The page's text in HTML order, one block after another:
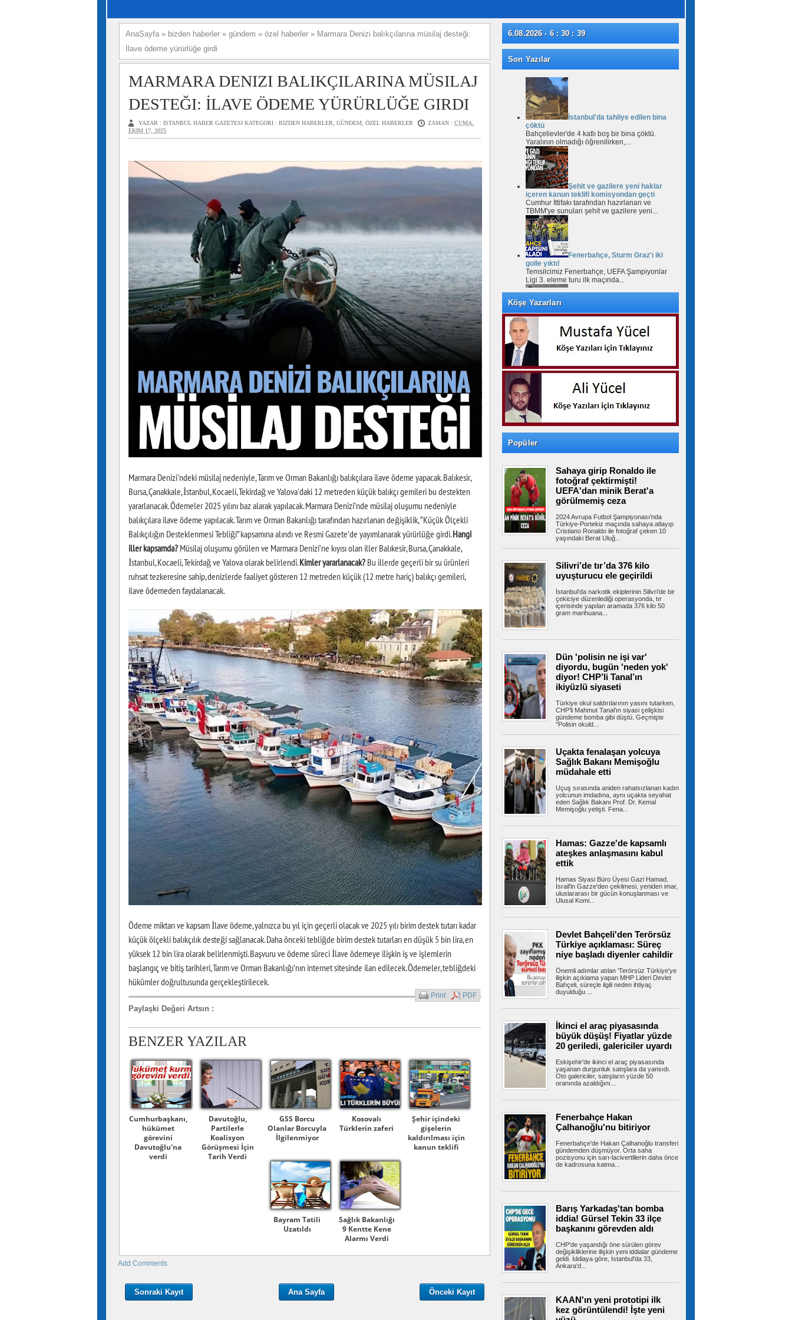
AnaSayfa » bizden haberler » gündem » özel haberler » Marmara Denizi balıkçılarına müsilaj desteği:
İlave ödeme yürürlüğe girdi
MARMARA DENIZI BALIKÇILARINA MÜSILAJ
DESTEĞI: İLAVE ÖDEME YÜRÜRLÜĞE GIRDI
YAZAR : ISTANBUL HABER GAZETESI KATEGORI : BIZDEN HABERLER, GÜNDEM, ÖZEL HABERLER ZAMAN : CUMA,
EKIM 17, 2025
Marmara Denizi'ndeki müsilaj nedeniyle, Tarım ve Orman Bakanlığı balıkçılara ilave ödeme yapacak. Balıkesir,
Bursa, Çanakkale, İstanbul, Kocaeli, Tekirdağ ve Yalova'daki 12 metreden küçük balıkçı gemileri bu destekten
yararlanacak. Ödemeler 2025 yılını baz alarak yapılacak. Marmara Denizi’nde müsilaj oluşumu nedeniyle
balıkçılara ilave ödeme yapılacak. Tarım ve Orman Bakanlığı tarafından hazırlanan değişiklik, “Küçük Ölçekli
Balıkçılığın Desteklenmesi Tebliği” kapsamına alındı ve Resmi Gazete’de yayımlanarak yürürlüğe girdi.Hangi
iller kapsamda? Müsilaj oluşumu görülen ve Marmara Denizi’ne kıyısı olan iller Balıkesir, Bursa, Çanakkale,
İstanbul, Kocaeli, Tekirdağ ve Yalova olarak belirlendi.Kimler yararlanacak? Bu illerde geçerli bir su ürünleri
ruhsat tezkeresine sahip, denizlerde faaliyet gösteren 12 metreden küçük (12 metre hariç) balıkçı gemileri,
ilave ödemeden faydalanacak.
Ödeme miktarı ve kapsam İlave ödeme, yalnızca bu yıl için geçerli olacak ve 2025 yılı birim destek tutarı kadar
küçük ölçekli balıkçılık desteği sağlanacak. Daha önceki tebliğde birim destek tutarları en düşük 5 bin lira, en
yüksek 12 bin lira olarak belirlenmişti. Başvuru ve ödeme süreci İlave ödemeye ilişkin iş ve işlemlerin
başlangıç ve bitiş tarihleri, Tarım ve Orman Bakanlığı’nın internet sitesinde ilan edilecek. Ödemeler, tebliğdeki
hükümler doğrultusunda gerçekleştirilecek.
Paylaşki Değeri Artsın :
Print PDF
BENZER YAZILAR
Cumhurbaşkanı,
hükümet
görevini
Davutoğlu'na
verdi
Davutoğlu,
Partilerle
Koalisyon
Görüşmesi İçin
Tarih Verdi
GSS Borcu
Olanlar Borcuyla
İlgilenmiyor
Kosovalı
Türklerin zaferi
Şehir içindeki
gişelerin
kaldırılması için
kanun teklifi
Bayram Tatili
Uzatıldı
Sağlık Bakanlığı
9 Kentte Kene
Alarmı Verdi
Add Comments
Sonraki Kayıt Önceki Kayıt
Ana Sayfa
6.08.2026 - 6 : 30 : 40
Son Yazılar
İstanbul'da tahliye edilen bina
çöktü
Bahçelievler'de 4 katlı boş bir bina çöktü.
Yaralının olmadığı öğrenilirken,...
Şehit ve gazilere yeni haklar
içeren kanun teklifi komisyondan geçti
Cumhur İttifakı tarafından hazırlanan ve
TBMM'ye sunulan şehit ve gazilere yeni...
Fenerbahçe, Sturm Graz'ı iki
golle yıktı!
Temsilcimiz Fenerbahçe, UEFA Şampiyonlar
Ligi 3. eleme turu ilk maçında...
Avcılar’da otomobil ile çarpışan
motosikletin sürücüsü ağır yaralandı
AVCILAR'da otomobil ile çarpışan motosikletin
sürücüsü ağır yaralandı....
İstanbul-İzmir Otoyolu tünelinde
kaza: 2 yaralı
İstanbul- İzmir Otoyolu Orhangazi Tüneli'nde
TIR'ın kamyona arkadan çarptığı...
gençlere yönelik projeler
ÜMRANİYE Belediyesi, gençlerin üniversite
hayallerini gerçeğe dönüştürmek ve...
ABD, İran Devrim Muhafızları
bağlantılı Irak'a ait hava yolu şirketini yaptırım
listesinden çıkardı
ilişkin görüşmelerle devam ederken...
TBMM'deki teklifte kritik detay!
Örgüt yöneticilerine kapı kapandı
TBMM Başkanlığı'na sunulan "Millî Dayanışma
ve Toplumsal Bütünleşmenin...
Fenerbahçe ArsaVev geri döndü!
Tur için avantajı kaptı
Fenerbahçe ArsaVev, UEFA Kadınlar
Şampiyonlar Ligi 2. Ön Eleme Turu yarı...
şenlikle sona erdi
Esenler Belediyesi koordinasyonunda
düzenlenen Esenler Yaz Okulları, 6 hafta...
İran'dan Hürmüz açıklaması:
İran Dışişleri Bakanlığı Sözcüsü İsmail Bekayi,
İran ile Umman'ın Hürmüz...
Terörsüz Türkiye için hazırlanan
Çerçeve Yasa Teklifi'nin maddeleri belli oldu,
işte tam metni
12 maddeden oluşan tam metni ortaya çıktı.
Çerçeve yasa: Örgüt yöneticileri,
kasten öldürme suçu işleyenler, müebbet
hapis cezası alanlar kapsam dışı
Terörsüz Türkiye süreciyle ilgili çerçeve yasa,
Beylikdüzü’nde otluk alanda
korkutan yangın: Alevler sitelere kadar
yaklaştı
İstanbul’un Beylikdüzü ilçesinde otluk alanda
çıkan yangın büyük paniğe neden...
Kuzey Marmara Otoyolu’nda
lastik yüklü tırda çıkan yangın tarım arazisine
sıçradı
Kuzey Marmara Otoyolu’nun Çatalca Nakkaş
mevkiinde seyir halindeki otomobil...
Öztekin’den Sivas, Giresun ve Gümüşhane’de
gönül buluşmaları
Kağıthane Belediye Başkanı Mevlüt Öztekin,
Anadolu ziyaretleri kapsamında...
15 Temmuz hain darbe girişiminde Muğla'nın
Marmaris ilçesinde Cumhurbaşkanı...
Köşe Yazarları
Popüler
Sahaya girip Ronaldo ile
fotoğraf çektirmişti!
UEFA'dan minik Berat'a
görülmemiş ceza
2024 Avrupa Futbol Şampiyonası'nda
Türkiye-Portekiz maçında sahaya atlayıp
Cristiano Ronaldo ile fotoğraf çeken 10
yaşındaki Berat Uluğ...
Silivri’de tır’da 376 kilo
uyuşturucu ele geçirildi
İstanbul’da narkotik ekiplerinin Silivri’de bir
çekiciye düzenlediği operasyonda, tır
içerisinde yapılan aramada 376 kilo 50
gram marihuana...
Dün 'polisin ne işi var'
diyordu, bugün 'neden yok'
diyor! CHP’li Tanal’ın
ikiyüzlü siyaseti
Türkiye okul saldırılarının yasını tutarken,
CHP’li Mahmut Tanal’ın siyasi çelişkisi
gündeme bomba gibi düştü. Geçmişte
"Polisin okuld...
Uçakta fenalaşan yolcuya
Sağlık Bakanı Memişoğlu
müdahale etti
Uçuş sırasında aniden rahatsızlanan kadın
yolcunun imdadına, aynı uçakta seyahat
eden Sağlık Bakanı Prof. Dr. Kemal
Memişoğlu yetişti. Fena...
Hamas: Gazze'de kapsamlı
ateşkes anlaşmasını kabul
ettik
Hamas Siyasi Büro Üyesi Gazi Hamad,
İsrail'in Gazze'den çekilmesi, yeniden imar,
uluslararası bir gücün konuşlanması ve
Ulusal Komi...
Devlet Bahçeli'den Terörsüz
Türkiye açıklaması: Süreç
niye başladı diyenler cahildir
Önemli adımlar atılan 'Terörsüz Türkiye'ye
ilişkin açıklama yapan MHP Lideri Devlet
Bahçeli, süreçle ilgili neden ihtiyaç
duyulduğu ...
İkinci el araç piyasasında
büyük düşüş! Fiyatlar yüzde
20 geriledi, galericiler uyardı
Eskişehir'de ikinci el araç piyasasında
yaşanan durgunluk satışlara da yansıdı.
Oto galericiler, satışların yüzde 50
oranında azaldığını...
Fenerbahçe Hakan
Çalhanoğlu'nu bitiriyor
Fenerbahçe'de Hakan Çalhanoğlu transferi
gündemden düşmüyor. Orta saha
pozisyonu için sarı-lacivertlilerin daha önce
de kadrosuna katma...
Barış Yarkadaş'tan bomba
iddia! Gürsel Tekin 33 ilçe
başkanını görevden aldı
CHP'de yaşandığı öne sürülen görev
değişikliklerine ilişkin yeni iddialar gündeme
geldi. İddiaya göre, İstanbul'da 33,
Ankara'd...
KAAN'ın yeni prototipi ilk
kez görüntülendi! İşte yeni